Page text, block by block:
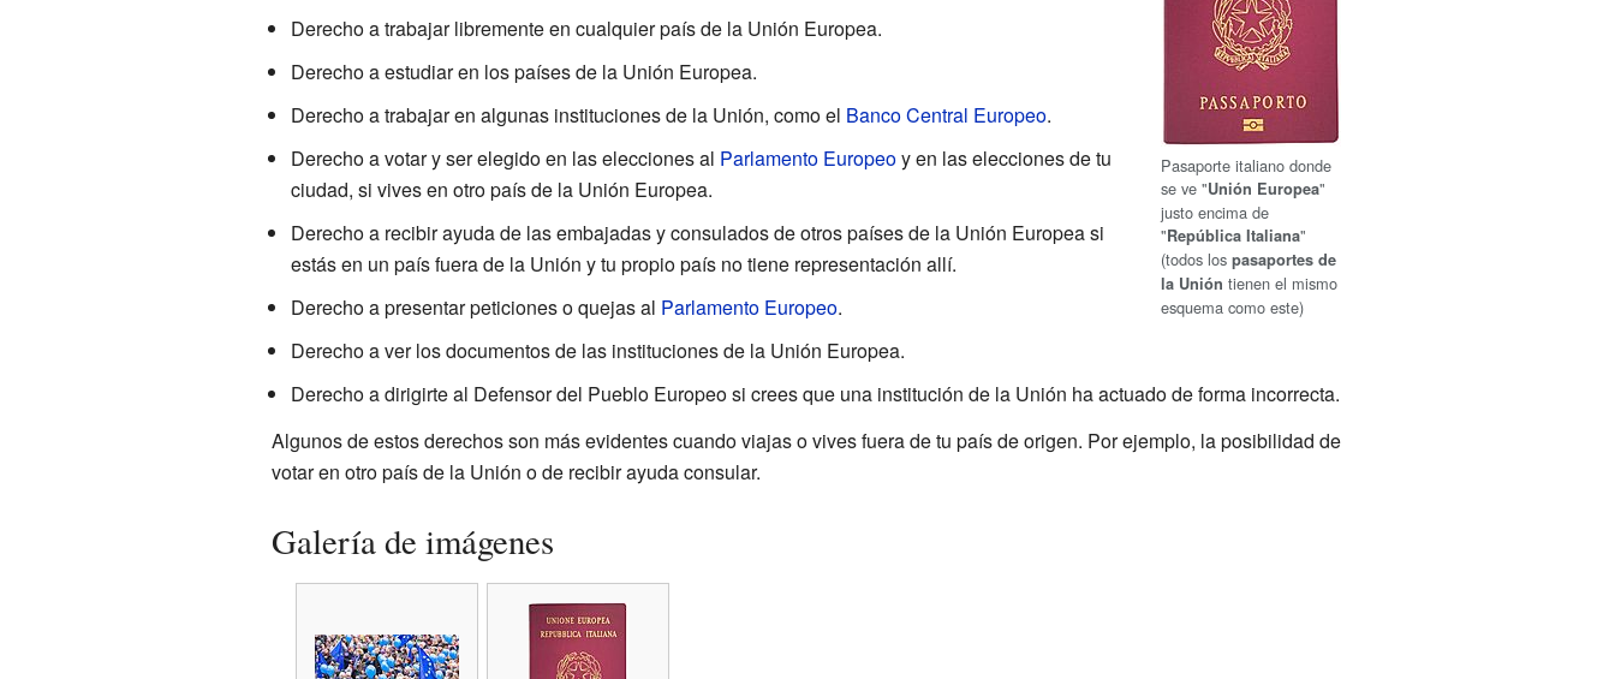
Pasaporte italiano donde
se ve "Unión Europea"
justo encima de
"República Italiana"
(todos lospasaportes de
la Unión tienen el mismo
esquema como este)
Derecho a trabajar libremente en cualquier país de la Unión Europea.
Derecho a estudiar en los países de la Unión Europea.
Derecho a trabajar en algunas instituciones de la Unión, como el Banco Central Europeo.
Derecho a votar y ser elegido en las elecciones al Parlamento Europeoy en las elecciones de tu
ciudad, si vives en otro país de la Unión Europea.
Derecho a recibir ayuda de las embajadas y consulados de otros países de la Unión Europea si
estás en un país fuera de la Unión y tu propio país no tiene representación allí.
Derecho a presentar peticiones o quejas al Parlamento Europeo.
Derecho a ver los documentos de las instituciones de la Unión Europea.
Derecho a dirigirte al Defensor del Pueblo Europeo si crees que una institución de la Unión ha actuado de forma incorrecta.
Algunos de estos derechos son más evidentes cuando viajas o vives fuera de tu país de origen. Por ejemplo, la posibilidad de
votar en otro país de la Unión o de recibir ayuda consular.
Galería de imágenes